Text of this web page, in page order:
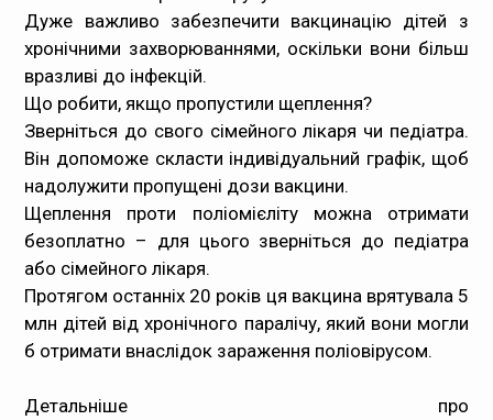
Дуже важливо забезпечити вакцинацію дітей з
хронічними захворюваннями, оскільки вони більш
вразливі до інфекцій.
Що робити, якщо пропустили щеплення?
Зверніться до свого сімейного лікаря чи педіатра.
Він допоможе скласти індивідуальний графік, щоб
надолужити пропущені дози вакцини.
Щеплення проти поліомієліту можна отримати
безоплатно – для цього зверніться до педіатра
або сімейного лікаря.
Протягом останніх 20 років ця вакцина врятувала 5
млн дітей від хронічного паралічу, який вони могли
б отримати внаслідок зараження поліовірусом.
Детальніше про